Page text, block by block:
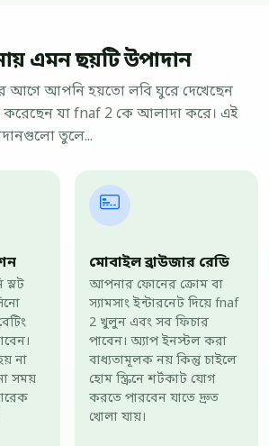
এমন ছয়টি উপাদান
আগে আপনি হয়তো লবি ঘুরে দেখেছেন
করেছেন যা fnaf 2 কে আলাদা করে। এই
তুলে...
না
সময়
মোবাইল ব্রাউজার রেডি
আপনার ফোনের ক্রোম বা
স্যামসাং ইন্টারনেট দিয়ে fnaf
2 খুলুন এবং সব ফিচার
পাবেন। অ্যাপ ইনস্টল করা
বাধ্যতামূলক নয় কিন্তু চাইলে
হোম স্ক্রিনে শর্টকাট যোগ
করতে পারবেন যাতে দ্রুত
খোলা যায়।